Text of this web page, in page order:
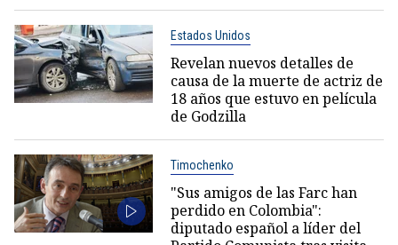
Estados Unidos
Revelan nuevos detalles de
causa de la muerte de actriz de
18 años que estuvo en película
de Godzilla
Timochenko
"Sus amigos de las Farc han
perdido en Colombia":
diputado español a líder del